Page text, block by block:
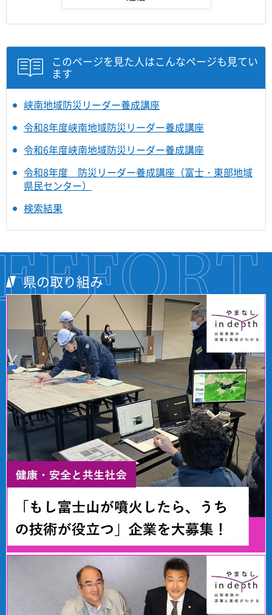
このページを見た人はこんなページも見てい
ます
峡南地域防災リーダー養成講座
令和8年度峡南地域防災リーダー養成講座
令和6年度峡南地域防災リーダー養成講座
令和8年度 防災リーダー養成講座（富士・東部地域
県民センター）
検索結果
県の取り組み